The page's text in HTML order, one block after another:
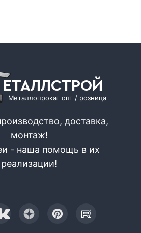
ЕТАЛЛСТРОЙ
Металлопрокат опт / розница
доставка,
монтаж!
- наша помощь в их
реализации!